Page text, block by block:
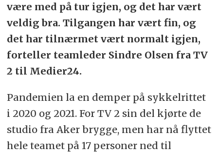
være med på tur igjen, og det har vært
veldig bra. Tilgangen har vært fin, og
det har tilnærmet vært normalt igjen,
forteller teamleder Sindre Olsen fra TV
2 til Medier24.
Pandemien la en demper på sykkelrittet
i 2020 og 2021. For TV 2 sin del kjørte de
studio fra Aker brygge, men har nå flyttet
hele teamet på 17 personer ned til